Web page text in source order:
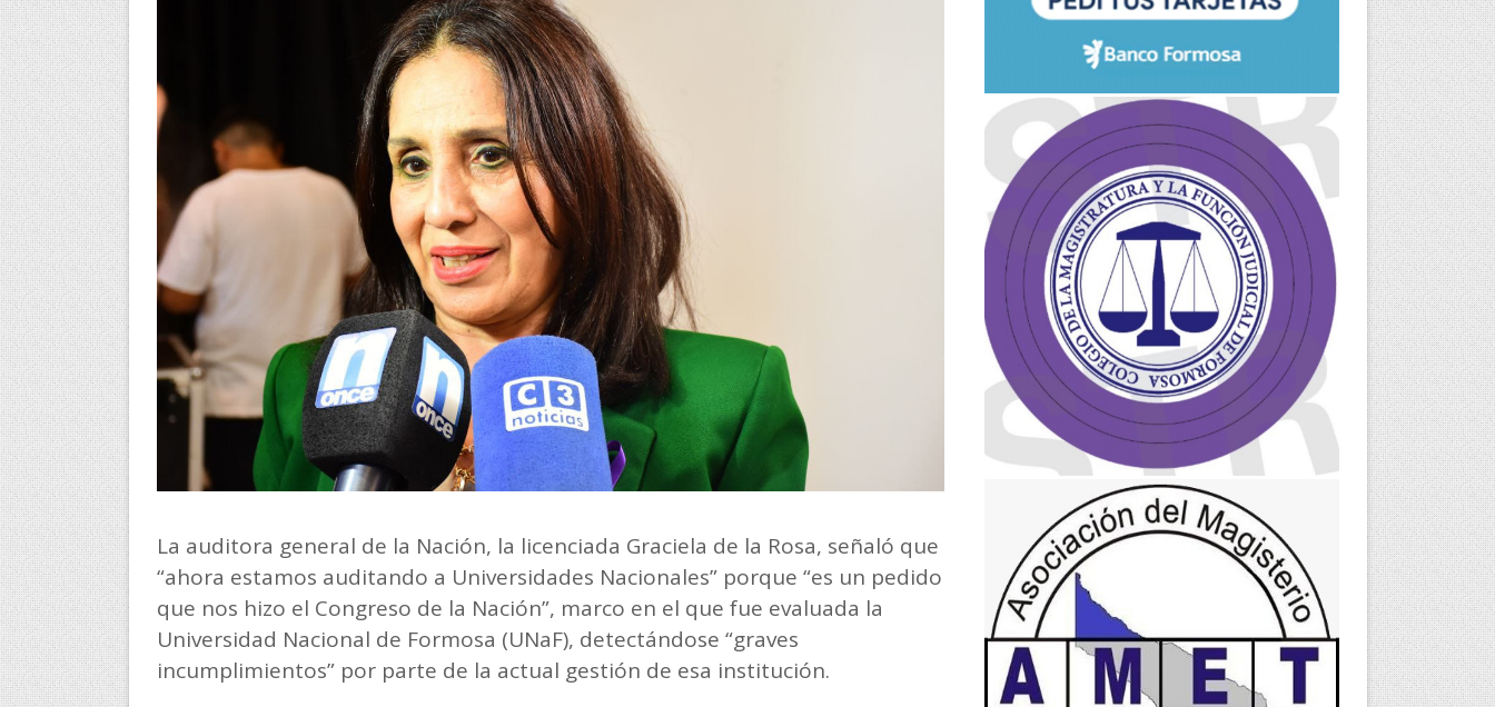
La auditora general de la Nación, la licenciada Graciela de la Rosa, señaló que
“ahora estamos auditando a Universidades Nacionales” porque “es un pedido
que nos hizo el Congreso de la Nación”, marco en el que fue evaluada la
Universidad Nacional de Formosa (UNaF), detectándose “graves
incumplimientos” por parte de la actual gestión de esa institución.